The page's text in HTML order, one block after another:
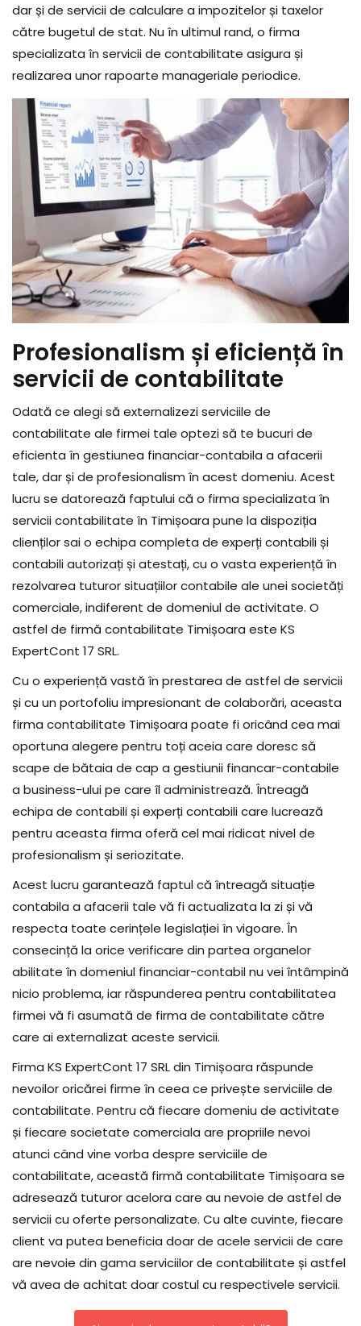
dar și de servicii de calculare a impozitelor și taxelor
către bugetul de stat. Nu în ultimul rand, o firma
specializata în servicii de contabilitate asigura și
realizarea unor rapoarte manageriale periodice.
Profesionalism și eficiență în
servicii de contabilitate
Odată ce alegi să externalizezi serviciile de
contabilitate ale firmei tale optezi să te bucuri de
eficienta în gestiunea financiar-contabila a afacerii
tale, dar și de profesionalism în acest domeniu. Acest
lucru se datorează faptului că o firma specializata în
servicii contabilitate în Timișoara pune la dispoziția
clienților sai o echipa completa de experți contabili și
contabili autorizați și atestați, cu o vasta experiență în
rezolvarea tuturor situațiilor contabile ale unei societăți
comerciale, indiferent de domeniul de activitate. O
astfel de firmă contabilitate Timișoara este KS
ExpertCont 17 SRL.
Cu o experiență vastă în prestarea de astfel de servicii
și cu un portofoliu impresionant de colaborări, aceasta
firma contabilitate Timișoara poate fi oricând cea mai
oportuna alegere pentru toți aceia care doresc să
scape de bătaia de cap a gestiunii financar-contabile
a business-ului pe care îl administrează. Întreagă
echipa de contabili și experți contabili care lucrează
pentru aceasta firma oferă cel mai ridicat nivel de
profesionalism și seriozitate.
Acest lucru garantează faptul că întreagă situație
contabila a afacerii tale vă fi actualizata la zi și vă
respecta toate cerințele legislației în vigoare. În
consecință la orice verificare din partea organelor
abilitate în domeniul financiar-contabil nu vei întâmpină
nicio problema, iar răspunderea pentru contabilitatea
firmei vă fi asumată de firma de contabilitate către
care ai externalizat aceste servicii.
Firma KS ExpertCont 17 SRL din Timișoara răspunde
nevoilor oricărei firme în ceea ce privește serviciile de
contabilitate. Pentru că fiecare domeniu de activitate
și fiecare societate comerciala are propriile nevoi
atunci când vine vorba despre serviciile de
contabilitate, această firmă contabilitate Timișoara se
adresează tuturor acelora care au nevoie de astfel de
servicii cu oferte personalizate. Cu alte cuvinte, fiecare
client va putea beneficia doar de acele servicii de care
are nevoie din gama serviciilor de contabilitate și astfel
vă avea de achitat doar costul cu respectivele servicii.